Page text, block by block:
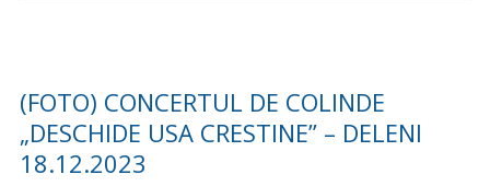
(FOTO) CONCERTUL DE COLINDE
„DESCHIDE USA CRESTINE” – DELENI
18.12.2023